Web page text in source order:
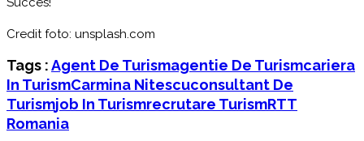
Credit foto: unsplash.com
Tags :Agent De TurismAgentie De TurismCariera
In TurismCarmina NitescuConsultant De
TurismJob In TurismRecrutare TurismRTT
Romania